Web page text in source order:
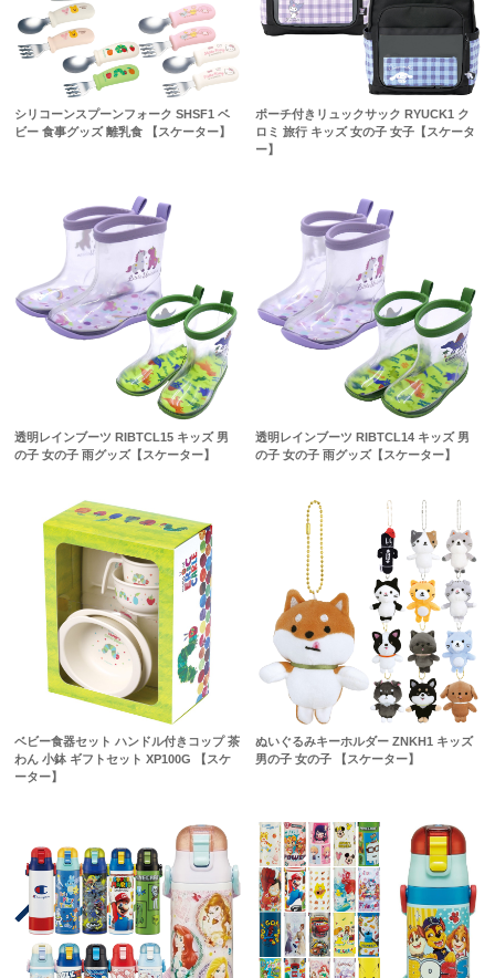
シリコーンスプーンフォーク SHSF1 ベ
ビー 食事グッズ 離乳食 【スケーター】
ポーチ付きリュックサック RYUCK1 ク
ロミ 旅行 キッズ 女の子 女子【スケータ
ー】
透明レインブーツ RIBTCL15 キッズ 男
の子 女の子 雨グッズ【スケーター】
透明レインブーツ RIBTCL14 キッズ 男
の子 女の子 雨グッズ【スケーター】
ベビー食器セット ハンドル付きコップ 茶
わん 小鉢 ギフトセット XP100G 【スケ
ーター】
ぬいぐるみキーホルダー ZNKH1 キッズ
男の子 女の子 【スケーター】